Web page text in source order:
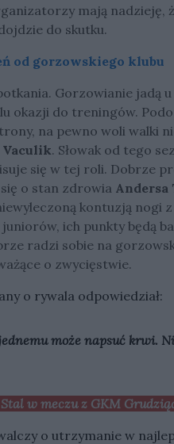
mają
do skutku.
od gorzowskiego klubu
Gorzowianie jadą u
okazji do treningów.
na pewno woli walki
. Słowak od tego
się w tej roli. Dobrze
o stan zdrowia Andersa
kontuzją nogi
ich punkty będą
radzi sobie na
o zwycięstwie.
o rywala odpowiedział:
może napsuć krwi.
w meczu z GKM
o utrzymanie w